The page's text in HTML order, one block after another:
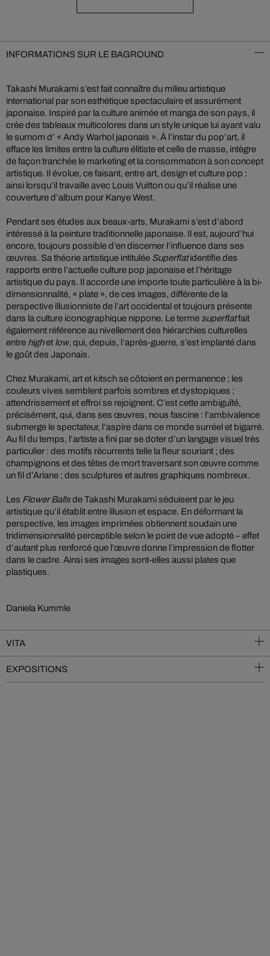
INFORMATIONS SUR LE BAGROUND
Takashi Murakami s’est fait connaître du milieu artistique
international par son esthétique spectaculaire et assurément
japonaise. Inspiré par la culture animée et manga de son pays, il
crée des tableaux multicolores dans un style unique lui ayant valu
le surnom d’ « Andy Warhol japonais ». À l’instar du pop’art, il
efface les limites entre la culture élitiste et celle de masse, intègre
de façon tranchée le marketing et la consommation à son concept
artistique. Il évolue, ce faisant, entre art, design et culture pop :
ainsi lorsqu’il travaille avec Louis Vuitton ou qu’il réalise une
couverture d’album pour Kanye West.
Pendant ses études aux beaux-arts, Murakami s’est d’abord
intéressé à la peinture traditionnelle japonaise. Il est, aujourd’hui
encore, toujours possible d’en discerner l’influence dans ses
œuvres. Sa théorie artistique intitulée Superflatidentifie des
rapports entre l’actuelle culture pop japonaise et l’héritage
artistique du pays. Il accorde une importe toute particulière à la bi-
dimensionnalité, « plate », de ces images, différente de la
perspective illusionniste de l’art occidental et toujours présente
dans la culture iconographique nippone. Le terme superflatfait
également référence au nivellement des hiérarchies culturelles
entre highet low, qui, depuis, l’après-guerre, s’est implanté dans
le goût des Japonais.
Chez Murakami, art et kitsch se côtoient en permanence ; les
couleurs vives semblent parfois sombres et dystopiques ;
attendrissement et effroi se rejoignent. C’est cette ambiguïté,
précisément, qui, dans ses œuvres, nous fascine : l’ambivalence
submerge le spectateur, l’aspire dans ce monde surréel et bigarré.
Au fil du temps, l’artiste a fini par se doter d’un langage visuel très
particulier : des motifs récurrents telle la fleur souriant ; des
champignons et des têtes de mort traversant son œuvre comme
un fil d’Ariane ; des sculptures et autres graphiques nombreux.
Les Flower Ballsde Takashi Murakami séduisent par le jeu
artistique qu’il établit entre illusion et espace. En déformant la
perspective, les images imprimées obtiennent soudain une
tridimensionnalité perceptible selon le point de vue adopté – effet
d’autant plus renforcé que l’œuvre donne l’impression de flotter
dans le cadre. Ainsi ses images sont-elles aussi plates que
plastiques.
Daniela Kummle
VITA
EXPOSITIONS